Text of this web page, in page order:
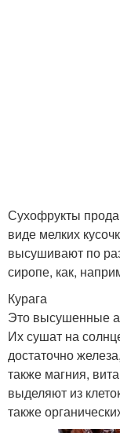
Сухофрукты
виде мелких
высушивают по
сиропе, как,
Курага
Это высушенные
Их сушат на
достаточно
также магния,
выделяют из
также